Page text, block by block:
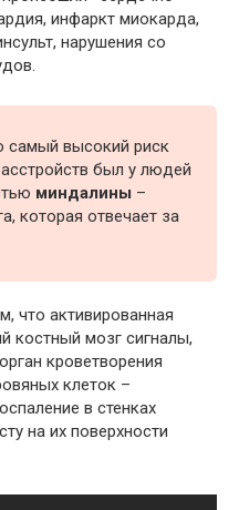
инфаркт миокарда,
нарушения со
самый высокий риск
был у людей
миндалины –
которая отвечает за
что активированная
костный мозг сигналы,
кроветворения
клеток –
в стенках
на их поверхности